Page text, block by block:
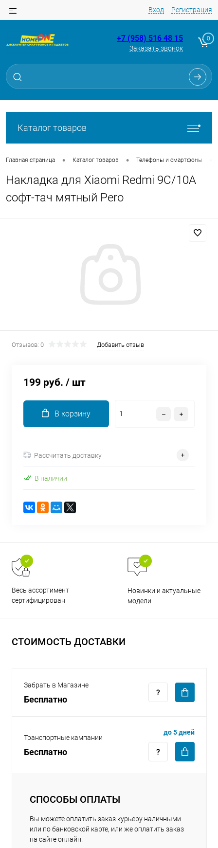
Вход Регистрация
+7 (958) 516 48 15
Заказать звонок
0
Каталог товаров
Главная страница • Каталог товаров • Телефоны и смартфоны
Накладка для Xiaomi Redmi 9C/10A
софт-тач мятный Pero
Отзывов: 0 Добавить отзыв
199 руб. / шт
В корзину
Рассчитать доставку
В наличии
Весь ассортимент
сертифицирован
Новинки и актуальные
модели
СТОИМОСТЬ ДОСТАВКИ
Забрать в Магазине
Бесплатно
Транспортные кампании
Бесплатно
до 5 дней
СПОСОБЫ ОПЛАТЫ
Вы можете оплатить заказ курьеру наличными
или по банковской карте, или же оплатить заказ
на сайте онлайн.
Для клиентов всех банков
Разбейте
без переплат
Сегодня
выбранный способом
списываться
по25 %каждые 2 недели
раз в 2 недели
8 800 302-02-51